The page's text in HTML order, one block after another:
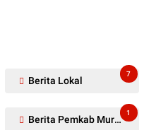
Berita Lokal
7
Berita Pemkab Murung Raya
1